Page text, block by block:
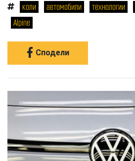
коли автомобили технологии
Alpine
Сподели